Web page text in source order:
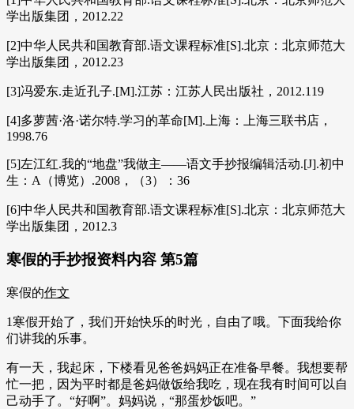
学出版集团，2012.22
[2]中华人民共和国教育部.语文课程标准[S].北京：北京师范大
学出版集团，2012.23
[3]冯爱东.走近孔子.[M].江苏：江苏人民出版社，2012.119
[4]多萝茜·洛·诺尔特.学习的革命[M].上海：上海三联书店，
1998.76
[5]左江红.我的“地盘”我做主——语文手抄报编辑活动.[J].初中
生：A（博览）.2008，（3）：36
[6]中华人民共和国教育部.语文课程标准[S].北京：北京师范大
学出版集团，2012.3
寒假的手抄报资料内容 第5篇
寒假的作文
1寒假开始了，我们开始快乐的时光，自由了哦。下面我给你
们讲我的乐事。
有一天，我起床，下楼看见爸爸妈妈正在准备早餐。我想要帮
忙一把，因为平时都是爸妈做饭给我吃，现在我有时间可以自
己动手了。“好啊”。妈妈说，“那蛋炒饭吧。”